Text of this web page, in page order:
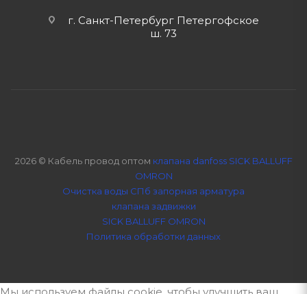
г. Санкт-Петербург Петергофское
ш. 73
2026 © Кабель провод оптом клапана danfoss SICK BALLUFF
OMRON
Очистка воды СПб запорная арматура
клапана задвижки
SICK BALLUFF OMRON
Политика обработки данных